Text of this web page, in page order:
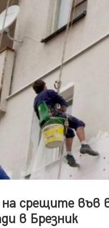
на срещите във
в Брезник